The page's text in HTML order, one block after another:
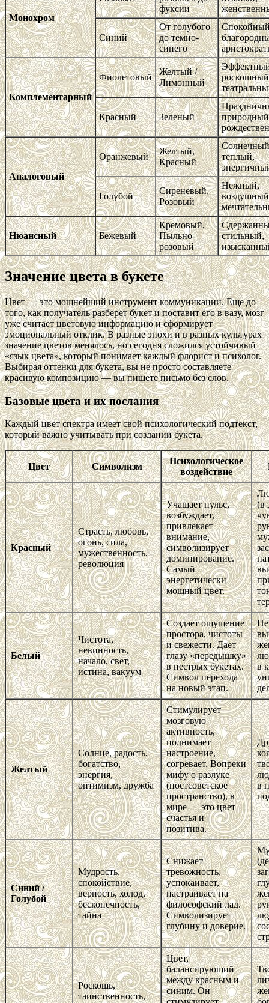
Монохром
фуксии
Синий
От голубого
до темно-
синего
Комплементарный
Фиолетовый
Желтый /
Лимонный
Красный Зеленый
Аналоговый
Оранжевый
Желтый,
Красный
теплый,
Голубой
Сиреневый,
Розовый
Нежный,
Нюансный Бежевый
Кремовый,
Пыльно-
розовый
стильный,
Значение цвета в букете
Цвет — это мощнейший инструмент коммуникации. Еще до
того, как получатель разберет букет и поставит его в вазу, мозг
уже считает цветовую информацию и сформирует
эмоциональный отклик. В разные эпохи и в разных культурах
значение цветов менялось, но сегодня сложился устойчивый
«язык цвета», который понимает каждый флорист и психолог.
Выбирая оттенки для букета, вы не просто составляете
красивую композицию — вы пишете письмо без слов.
Базовые цвета и их послания
Каждый цвет спектра имеет свой психологический подтекст,
который важно учитывать при создании букета.
Цвет Символизм
Психологическое
воздействие
Красный
Страсть, любовь,
огонь, сила,
мужественность,
революция
Учащает пульс,
возбуждает,
привлекает
внимание,
символизирует
доминирование.
Самый
энергетически
мощный цвет.
(в
Белый
Чистота,
невинность,
начало, свет,
истина, вакуум
Создает ощущение
простора, чистоты
и свежести. Дает
глазу «передышку»
в пестрых букетах.
Символ перехода
на новый этап.
в
Желтый
Солнце, радость,
богатство,
энергия,
оптимизм, дружба
Стимулирует
мозговую
активность,
поднимает
настроение,
согревает. Вопреки
мифу о разлуке
(постсоветское
пространство), в
мире — это цвет
счастья и
позитива.
в
Синий /
Голубой
Мудрость,
спокойствие,
верность, холод,
бесконечность,
тайна
Снижает
тревожность,
успокаивает,
настраивает на
философский лад.
Символизирует
глубину и доверие.
Роскошь,
таинственность,
Цвет,
балансирующий
между красным и
синим. Он